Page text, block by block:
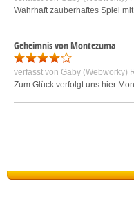
Wahrhaft zauberhaftes Spiel
Geheimnis von Montezuma
verfasst von Gaby (Webworky)
Zum Glück verfolgt uns hier